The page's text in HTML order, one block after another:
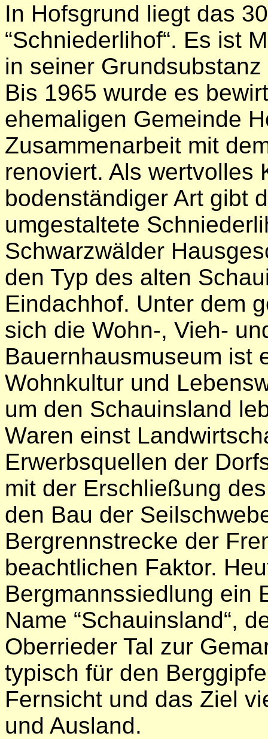
In Hofsgrund liegt das
“Schniederlihof“. Es ist
in seiner
Bis 1965 wurde es
ehemaligen Gemeinde
Zusammenarbeit mit
renoviert. Als wertvolles
bodenständiger Art gibt
umgestaltete
Schwarzwälder
den Typ des alten
Eindachhof. Unter dem
sich die Wohn-, Vieh-
Bauernhausmuseum ist
Wohnkultur und
um den Schauinsland
Waren einst
Erwerbsquellen der
mit der Erschließung
den Bau der
Bergrennstrecke der
beachtlichen Faktor.
Bergmannssiedlung ein
Name “Schauinsland“,
Oberrieder Tal zur
typisch für den
Fernsicht und das Ziel
und Ausland.